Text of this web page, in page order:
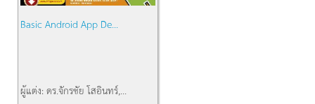
Basic Android App De...
ผู้แต่ง:ดร.จักรชัย โสอินทร์,...